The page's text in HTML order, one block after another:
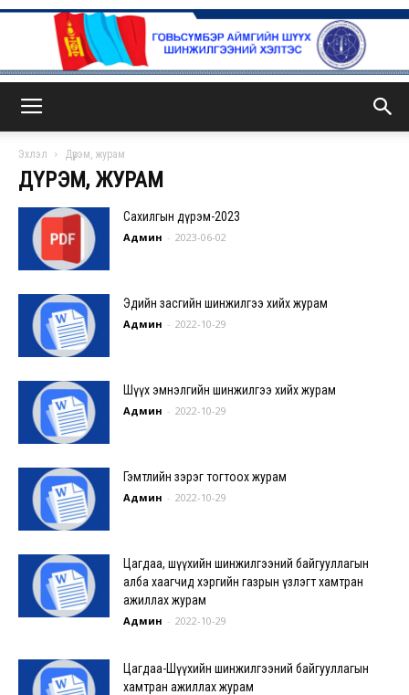
Эхлэл Дүрэм, журам
ДҮРЭМ, ЖУРАМ
Сахилгын дүрэм-2023
Админ - 2023-06-02
Эдийн засгийн шинжилгээ хийх журам
Админ - 2022-10-29
Шүүх эмнэлгийн шинжилгээ хийх журам
Админ - 2022-10-29
Гэмтлийн зэрэг тогтоох журам
Админ - 2022-10-29
Цагдаа, шүүхийн шинжилгээний байгууллагын
алба хаагчид хэргийн газрын үзлэгт хамтран
ажиллах журам
Админ - 2022-10-29
Цагдаа-Шүүхийн шинжилгээний байгууллагын
хамтран ажиллах журам